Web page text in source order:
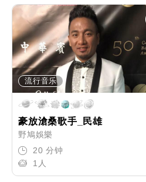
流行音乐
豪放滄桑歌手_民雄
野鳩娛樂
20 分钟
1人